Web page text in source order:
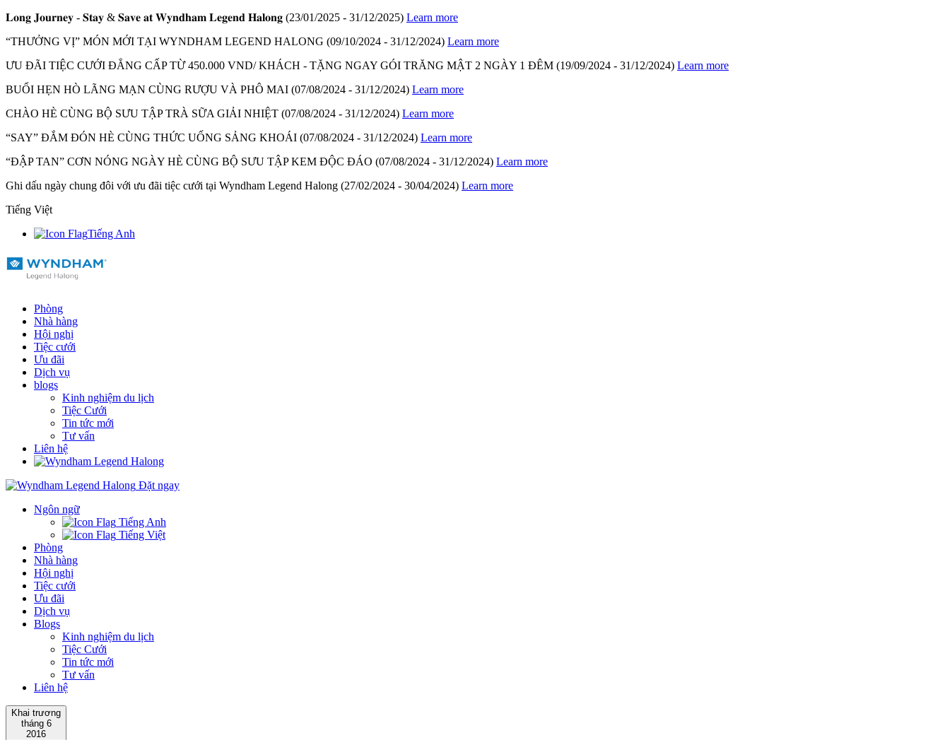
𝐋𝐨𝐧𝐠 𝐉𝐨𝐮𝐫𝐧𝐞𝐲 - 𝐒𝐭𝐚𝐲 & 𝐒𝐚𝐯𝐞 𝐚𝐭 𝐖𝐲𝐧𝐝𝐡𝐚𝐦 𝐋𝐞𝐠𝐞𝐧𝐝 𝐇𝐚𝐥𝐨𝐧𝐠 (23/01/2025 - 31/12/2025) Learn more
“THƯỞNG VỊ” MÓN MỚI TẠI WYNDHAM LEGEND HALONG (09/10/2024 - 31/12/2024) Learn more
ƯU ĐÃI TIỆC CƯỚI ĐẲNG CẤP TỪ 450.000 VND/ KHÁCH - TẶNG NGAY GÓI TRĂNG MẬT 2 NGÀY 1 ĐÊM (19/09/2024 - 31/12/2024) Learn more
BUỔI HẸN HÒ LÃNG MẠN CÙNG RƯỢU VÀ PHÔ MAI (07/08/2024 - 31/12/2024) Learn more
CHÀO HÈ CÙNG BỘ SƯU TẬP TRÀ SỮA GIẢI NHIỆT (07/08/2024 - 31/12/2024) Learn more
“SAY” ĐẮM ĐÓN HÈ CÙNG THỨC UỐNG SẢNG KHOÁI (07/08/2024 - 31/12/2024) Learn more
“ĐẬP TAN” CƠN NÓNG NGÀY HÈ CÙNG BỘ SƯU TẬP KEM ĐỘC ĐÁO (07/08/2024 - 31/12/2024) Learn more
Ghi dấu ngày chung đôi với ưu đãi tiệc cưới tại Wyndham Legend Halong (27/02/2024 - 30/04/2024) Learn more
Tiếng Việt
Tiếng Anh
Phòng
Nhà hàng
Hội nghị
Tiệc cưới
Ưu đãi
Dịch vụ
blogs
Kinh nghiệm du lịch
Tiệc Cưới
Tin tức mới
Tư vấn
Liên hệ
Đặt ngay
Ngôn ngữ
Tiếng Anh
Tiếng Việt
Phòng
Nhà hàng
Hội nghị
Tiệc cưới
Ưu đãi
Dịch vụ
Blogs
Kinh nghiệm du lịch
Tiệc Cưới
Tin tức mới
Tư vấn
Liên hệ
Khai trương
tháng 6
2016